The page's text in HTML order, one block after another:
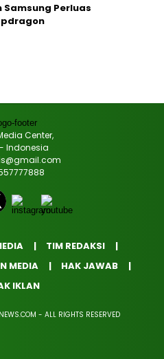
Perluas
Center,
Indonesia
TIM REDAKSI
MEDIA
HAK JAWAB
IKLAN
- ALL RIGHTS RESERVED